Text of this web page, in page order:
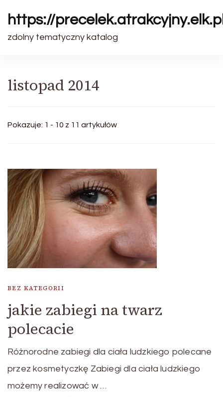
https://
zdolny tematyczny katalog
listopad 2014
Pokazuje: 1 - 10 z 11 artykułów
BEZ KATEGORII
jakie zabiegi na twarz
polecacie
Różnorodne zabiegi dla ciała ludzkiego polecane
przez kosmetyczkę Zabiegi dla ciała ludzkiego
możemy realizować w …